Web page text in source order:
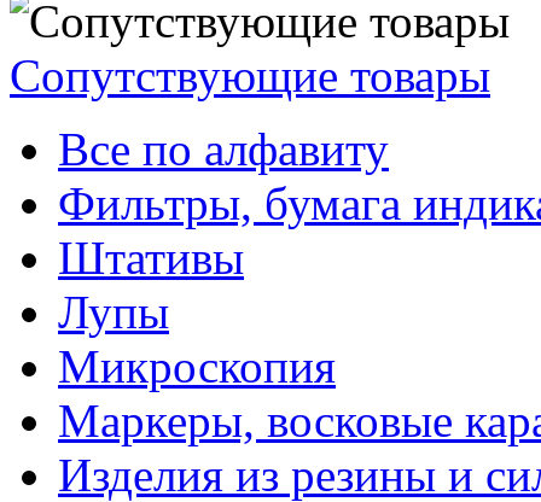
Сопутствующие товары
Все по алфавиту
Фильтры, бумага
Штативы
Лупы
Микроскопия
Маркеры, восковые
Изделия из резины и